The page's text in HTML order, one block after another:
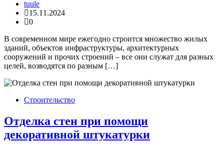
tuule
15.11.2024
0
В современном мире ежегодно строится множество жилых
зданий, объектов инфраструктуры, архитектурных
сооружений и прочих строений – все они служат для разных
целей, возводятся по разным […]
Строительство
Отделка стен при помощи
декоративной штукатурки